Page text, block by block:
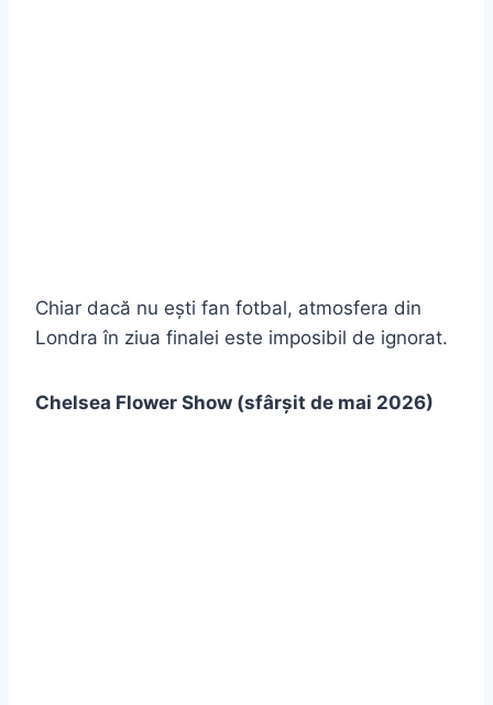
Chiar dacă nu ești fan fotbal, atmosfera din
Londra în ziua finalei este imposibil de ignorat.
Chelsea Flower Show (sfârșit de mai 2026)